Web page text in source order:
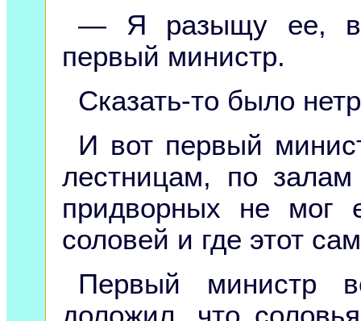
— Я разыщу ее,
первый министр.
Сказать-то было
И вот первый
лестницам, по
придворных не мог
соловей и где этот
Первый министр